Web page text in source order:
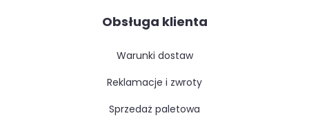
Obsługa klienta
warunki dostaw
reklamacje i zwroty
sprzedaż paletowa